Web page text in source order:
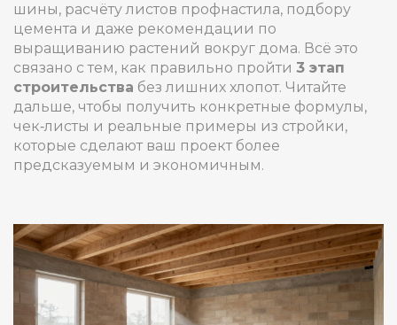
шины, расчёту листов профнастила, подбору
цемента и даже рекомендации по
выращиванию растений вокруг дома. Всё это
связано с тем, как правильно пройти 3 этап
строительства без лишних хлопот. Читайте
дальше, чтобы получить конкретные формулы,
чек‑листы и реальные примеры из стройки,
которые сделают ваш проект более
предсказуемым и экономичным.